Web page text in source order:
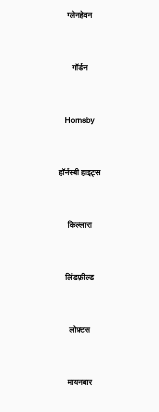
ग्लेनहेवन
गॉर्डन
Hornsby
हॉर्नस्बी हाइट्स
किल्लारा
लिंडफ़ील्ड
लोफ़्टस
मायनबार